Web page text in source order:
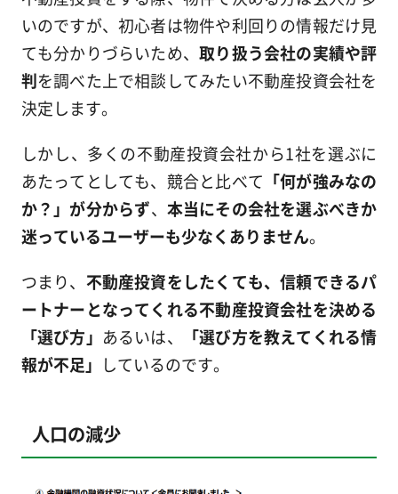
いのですが、初心者は物件や利回りの情報だけ見
ても分かりづらいため、取り扱う会社の実績や評
判を調べた上で相談してみたい不動産投資会社を
決定します。
しかし、多くの不動産投資会社から1社を選ぶに
あたってとしても、競合と比べて 「何が強みなの
か？」が分からず、 本当にその会社を選ぶべきか
迷っているユーザーも少なくありません。
つまり、 不動産投資をしたくても、信頼できるパ
ートナーとなってくれる不動産投資会社を決める
「選び方」 あるいは、
「選び方を教えてくれる情
報が不足」 しているのです。
人口の減少